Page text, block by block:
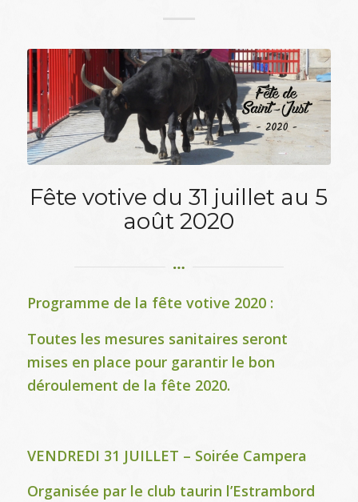
Fête votive du 31 juillet au 5
août 2020
Programme de la fête votive 2020 :
Toutes les mesures sanitaires seront
mises en place pour garantir le bon
déroulement de la fête 2020.
VENDREDI 31 JUILLET – Soirée Campera
Organisée par le club taurin l’Estrambord